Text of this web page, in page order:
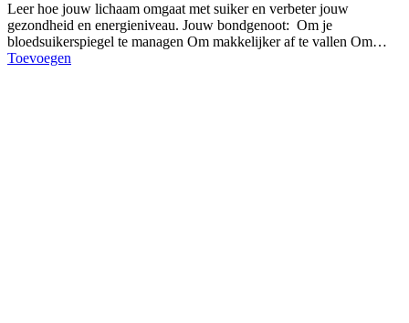
Leer hoe jouw lichaam omgaat met suiker en verbeter jouw
gezondheid en energieniveau. Jouw bondgenoot: Om je
bloedsuikerspiegel te managen Om makkelijker af te vallen Om…
Toevoegen